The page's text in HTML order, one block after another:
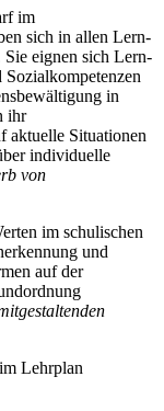
im
sich in allen Lern-
Sie eignen sich Lern-
in
ihr
aktuelle Situationen
individuelle
von
im schulischen
und
auf der
Lehrplan